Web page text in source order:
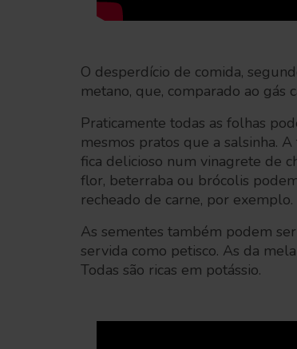
O desperdício de comida,
metano, que, comparado ao gás
Praticamente todas as folhas
mesmos pratos que a salsinha.
fica delicioso num vinagrete de
flor, beterraba ou brócolis
recheado de carne, por exemplo.
As sementes também podem
servida como petisco. As da
Todas são ricas em potássio.